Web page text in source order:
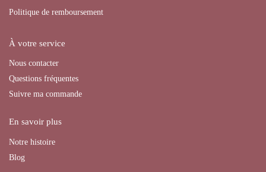
Politique de remboursement
À votre service
Nous contacter
Questions fréquentes
Suivre ma commande
En savoir plus
Notre histoire
Blog